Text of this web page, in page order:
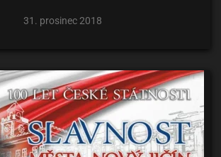
31. prosinec 2018